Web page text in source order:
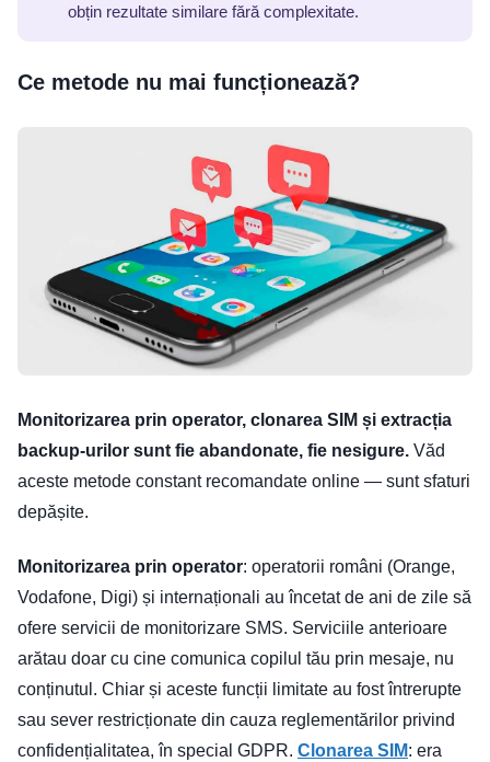
obțin rezultate similare fără complexitate.
Ce metode nu mai funcționează?
Monitorizarea prin operator, clonarea SIM și extracția
backup-urilor sunt fie abandonate, fie nesigure. Văd
aceste metode constant recomandate online — sunt sfaturi
depășite.
Monitorizarea prin operator: operatorii români (Orange,
Vodafone, Digi) și internaționali au încetat de ani de zile să
ofere servicii de monitorizare SMS. Serviciile anterioare
arătau doar cu cine comunica copilul tău prin mesaje, nu
conținutul. Chiar și aceste funcții limitate au fost întrerupte
sau sever restricționate din cauza reglementărilor privind
confidențialitatea, în special GDPR. Clonarea SIM: era